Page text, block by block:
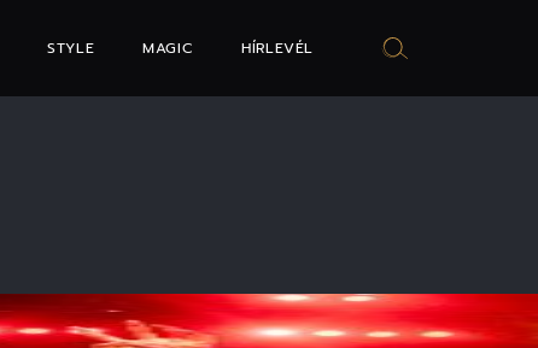
STYLE MAGIC HÍRLEVÉL